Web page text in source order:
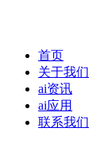
首页
关于我们
ai资讯
ai应用
联系我们